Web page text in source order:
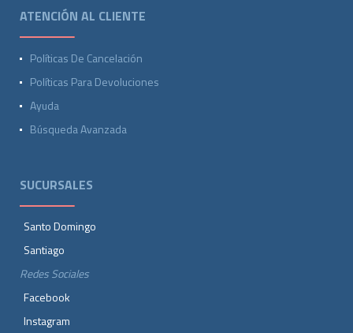
ATENCIÓN AL CLIENTE
Políticas De Cancelación
Políticas Para Devoluciones
Ayuda
Búsqueda Avanzada
SUCURSALES
Santo Domingo
Santiago
Redes Sociales
Facebook
Instagram